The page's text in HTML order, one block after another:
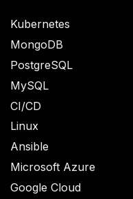
Kubernetes
MongoDB
PostgreSQL
MySQL
CI/CD
Linux
Ansible
Microsoft Azure
Google Cloud